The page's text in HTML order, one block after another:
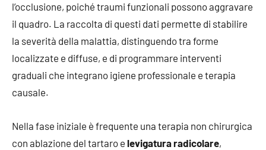
l’occlusione, poiché traumi funzionali possono aggravare
il quadro. La raccolta di questi dati permette di stabilire
la severità della malattia, distinguendo tra forme
localizzate e diffuse, e di programmare interventi
graduali che integrano igiene professionale e terapia
causale.
Nella fase iniziale è frequente una terapia non chirurgica
con ablazione del tartaro e levigatura radicolare,